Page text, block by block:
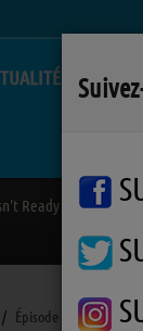
Ready
Épisode 4 – Des